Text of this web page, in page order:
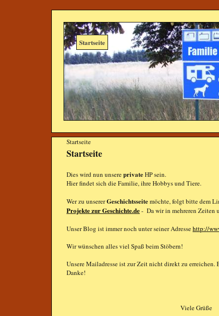
Startseite
Startseite
Startseite
Dies wird nun unsereprivateHP sein.
Hier findet sich die Familie, ihre Hobbys und Tiere.
Wer zu unsererGeschichtsseitemöchte, folgt bitte dem
Projekte zur Geschichte.de- Da wir in mehreren Zeiten
Unser Blog ist immer noch unter seiner Adressehttp://
Wir wünschen alles viel Spaß beim Stöbern!
Unsere Mailadresse ist zur Zeit nicht direkt zu
Danke!
Viele Grüße